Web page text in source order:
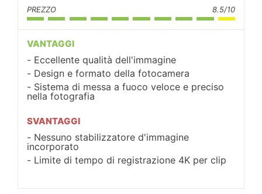
PREZZO 8.5/10
VANTAGGI
Eccellente qualità dell'immagine
Design e formato della fotocamera
Sistema di messa a fuoco veloce e preciso
nella fotografia
SVANTAGGI
Nessuno stabilizzatore d'immagine
incorporato
Limite di tempo di registrazione 4K per clip